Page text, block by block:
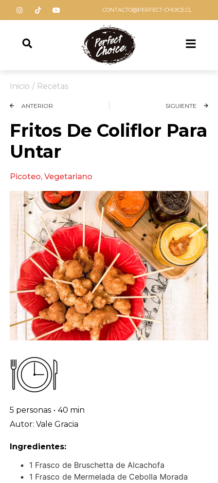
CONTACTO@PERFECT-CHOICE.CL
Inicio / Recetas
ANTERIOR SIGUIENTE
Fritos De Coliflor Para
Untar
Picoteo, Vegetariano
5 personas • 40 min
Autor: Vale Gracia
Ingredientes:
1 Frasco de Bruschetta de Alcachofa
1 Frasco de Mermelada de Cebolla Morada